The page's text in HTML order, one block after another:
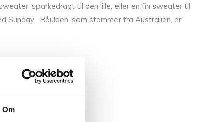
Om
sparkedragt til den lille, eller en fin sweater til
Sunday. Råulden, som stammer fra Australien, er